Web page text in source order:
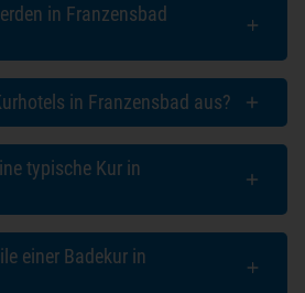
in Franzensbad
in Franzensbad aus?
typische Kur in
einer Badekur in